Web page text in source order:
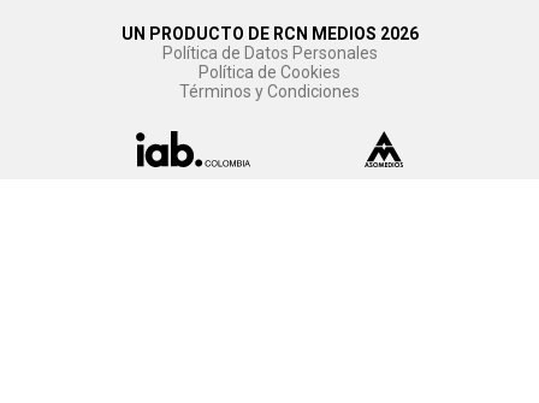
UN PRODUCTO DE RCN MEDIOS 2026
Política de Datos Personales
Política de Cookies
Términos y Condiciones